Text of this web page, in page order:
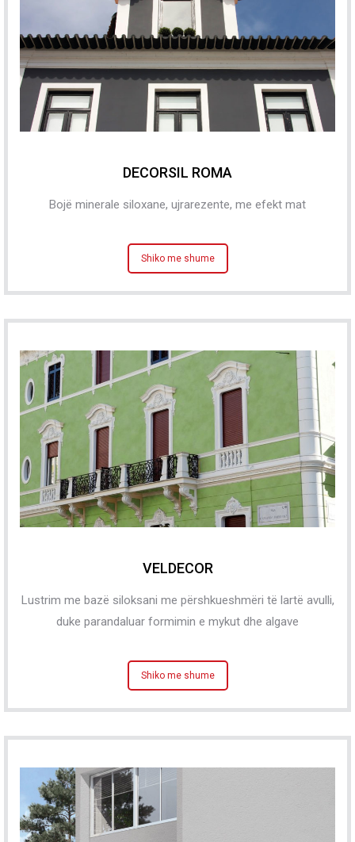
DECORSIL ROMA
Bojë minerale siloxane, ujrarezente, me efekt mat
Shiko me shume
VELDECOR
Lustrim me bazë siloksani me përshkueshmëri të lartë avulli,
duke parandaluar formimin e mykut dhe algave
Shiko me shume